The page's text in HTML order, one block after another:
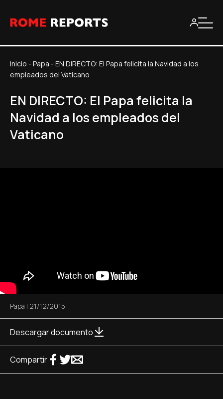
Inicio - Papa - EN DIRECTO: El Papa felicita la Navidad a los
empleados del Vaticano
EN DIRECTO: El Papa felicita la
Navidad a los empleados del
Vaticano
Papa | 21/12/2015
Descargar documento
Compartir